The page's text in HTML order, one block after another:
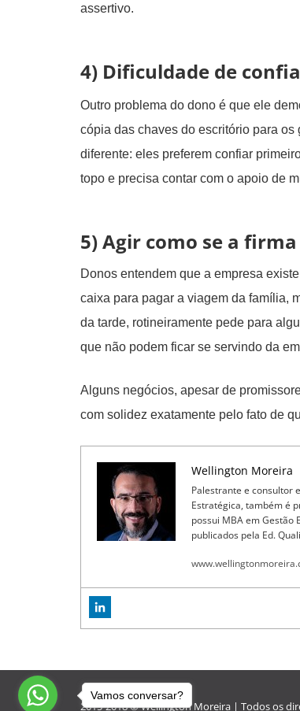
assertivo.
4) Dificuldade de
Outro problema do dono é que ele
cópia das chaves do escritório para
diferente: eles preferem confiar
topo e precisa contar com o apoio de
5) Agir como se a
Donos entendem que a empresa
caixa para pagar a viagem da família,
da tarde, rotineiramente pede para
que não podem ficar se servindo da
Alguns negócios, apesar de
com solidez exatamente pelo fato de
Wellington Moreira
Palestrante e consultor
Estratégica, também é
possui MBA em Gestão
publicados pela Ed.
2015-2018 © Wellington Moreira | Todos os
Vamos conversar?